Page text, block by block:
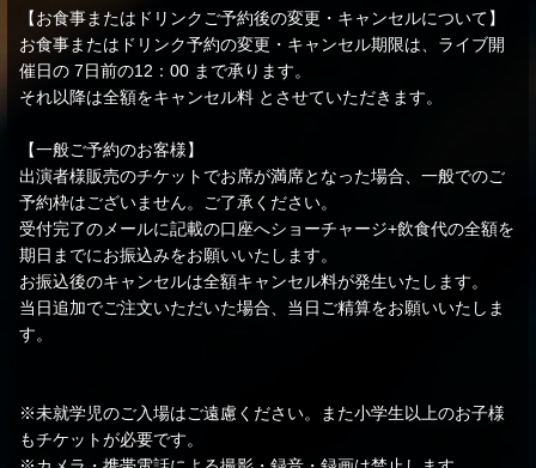
【お食事またはドリンクご予約後の変更・キャンセルについて】
お食事またはドリンク予約の変更・キャンセル期限は、ライブ開
催日の 7日前の12：00 まで承ります。
それ以降は全額をキャンセル料 とさせていただきます。
【一般ご予約のお客様】
出演者様販売のチケットでお席が満席となった場合、一般でのご
予約枠はございません。ご了承ください。
受付完了のメールに記載の口座へショーチャージ+飲食代の全額を
期日までにお振込みをお願いいたします。
お振込後のキャンセルは全額キャンセル料が発生いたします。
当日追加でご注文いただいた場合、当日ご精算をお願いいたしま
す。
※未就学児のご入場はご遠慮ください。また小学生以上のお子様
もチケットが必要です。